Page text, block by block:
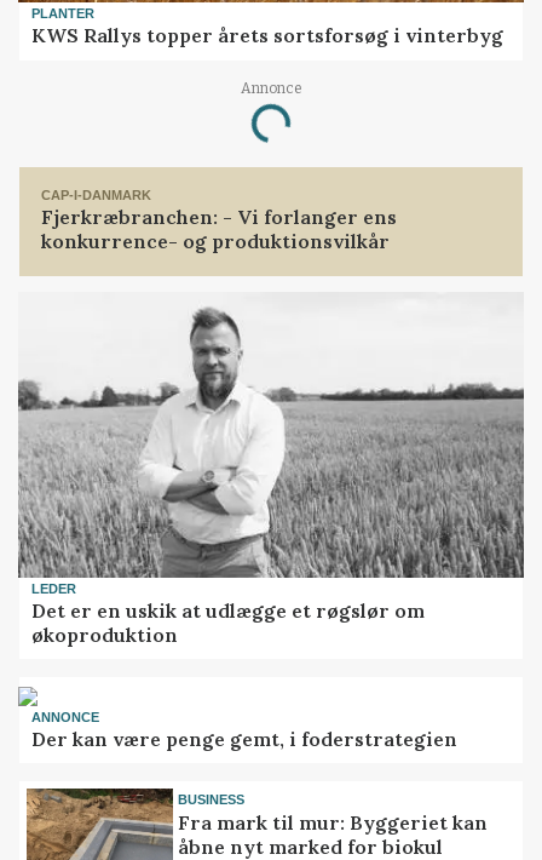
PLANTER
KWS Rallys topper årets sortsforsøg i vinterbyg
Annonce
Loading...
CAP-I-DANMARK
Fjerkræbranchen: - Vi forlanger ens
konkurrence- og produktionsvilkår
LEDER
Det er en uskik at udlægge et røgslør om
økoproduktion
ANNONCE
Der kan være penge gemt, i foderstrategien
BUSINESS
Fra mark til mur: Byggeriet kan
åbne nyt marked for biokul